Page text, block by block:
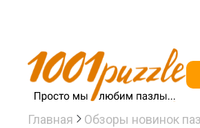
Главная Обзоры новинок